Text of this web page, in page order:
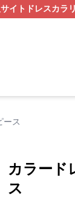
イト ドレスカラ
ース
カラード
ス